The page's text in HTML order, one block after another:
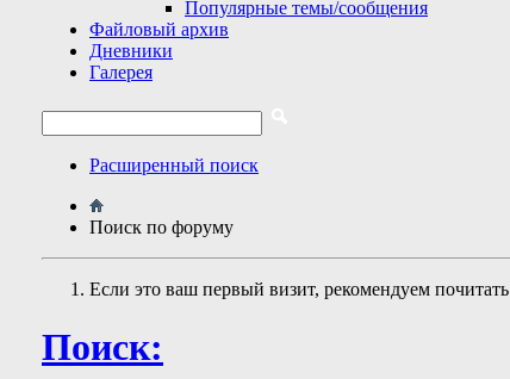
Популярные темы/сообщения
Файловый архив
Дневники
Галерея
Расширенный поиск
Поиск по форуму
Если это ваш первый визит, рекомендуем почитать
Поиск: